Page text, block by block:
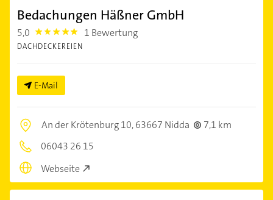
Bedachungen Häßner GmbH
5,0 5.0 1 Bewertung
DACHDECKEREIEN
E-Mail
An der Krötenburg 10,63667 Nidda
7,1 km
06043 26 15
Webseite